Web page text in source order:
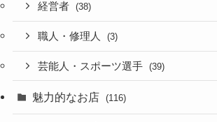
経営者 (38)
職人・修理人 (3)
芸能人・スポーツ選手 (39)
魅力的なお店 (116)